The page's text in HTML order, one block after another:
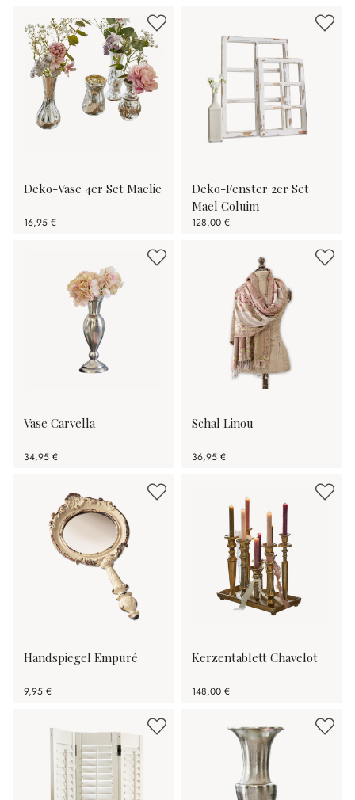
Deko-Vase 4er Set Maelie
16,95 €
Deko-Fenster 2er Set
Mael Coluim
128,00 €
Vase Carvella
34,95 €
Schal Linou
36,95 €
Handspiegel Empuré
9,95 €
Kerzentablett Chavelot
148,00 €